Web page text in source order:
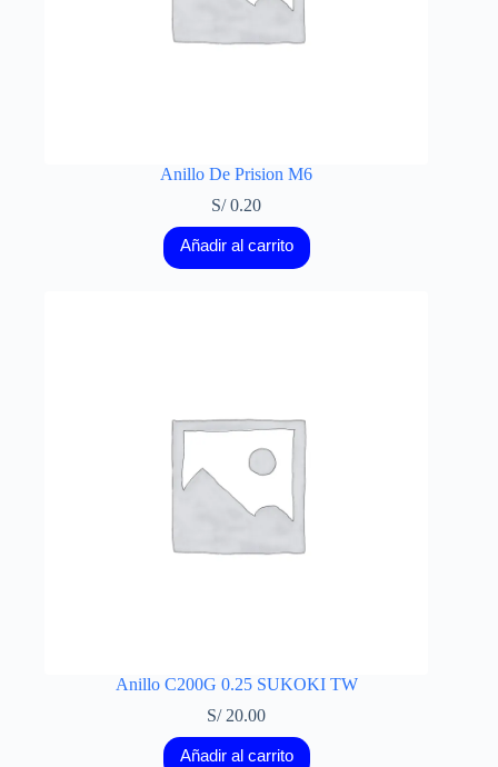
Anillo De Prision M6
S/0.20
Añadir al carrito
Anillo C200G 0.25 SUKOKI TW
S/20.00
Añadir al carrito